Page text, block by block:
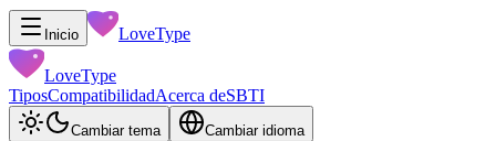
Inicio LoveType
LoveType
TiposCompatibilidadAcerca deSBTI
Cambiar tema Cambiar idioma